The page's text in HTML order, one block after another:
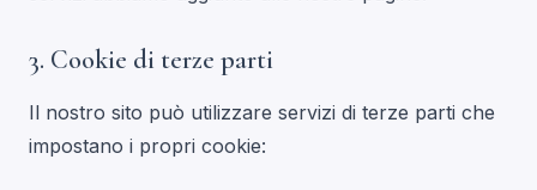
3. Cookie di terze parti
Il nostro sito può utilizzare servizi di terze parti che
impostano i propri cookie: